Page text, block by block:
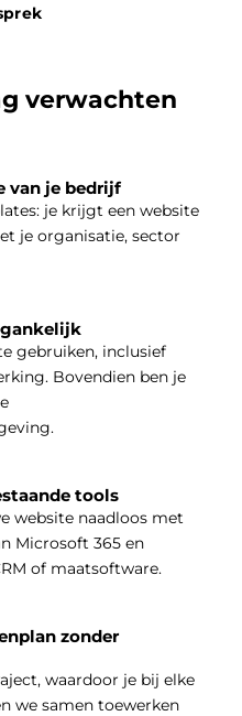
verwachten
van je bedrijf
je krijgt een website
je organisatie, sector
gebruiken, inclusief
Bovendien ben je
tools
website naadloos met
Microsoft 365 en
of maatsoftware.
zonder
waardoor je bij elke
we samen toewerken